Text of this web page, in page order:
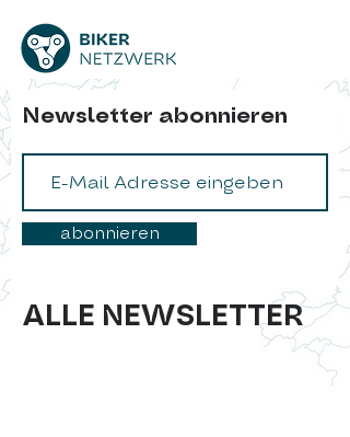
Newsletter abonnieren
abonnieren
ALLE NEWSLETTER